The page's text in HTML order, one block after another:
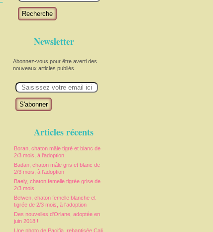
Recherche
Newsletter
Abonnez-vous pour être averti des
nouveaux articles publiés.
m
Articles récents
Boran, chaton mâle tigré et blanc de
2/3 mois, à l'adoption
Badan, chaton mâle gris et blanc de
2/3 mois, à l'adoption
Baely, chaton femelle tigrée grise de
2/3 mois
Belwen, chaton femelle blanche et
tigrée de 2/3 mois, à l'adoption
Des nouvelles d'Orlane, adoptée en
juin 2018 !
Une photo de Pacifia, rebaptisée Cali,